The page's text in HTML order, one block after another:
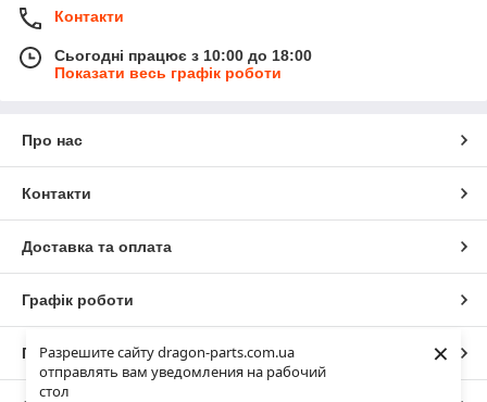
Разрешите сайту dragon-parts.com.ua
отправлять вам уведомления на рабочий
стол
×
Контакти
Сьогодні працює з 10:00 до 18:00
Показати весь графік роботи
Про нас
Контакти
Доставка та оплата
Графік роботи
Повна версія сайту